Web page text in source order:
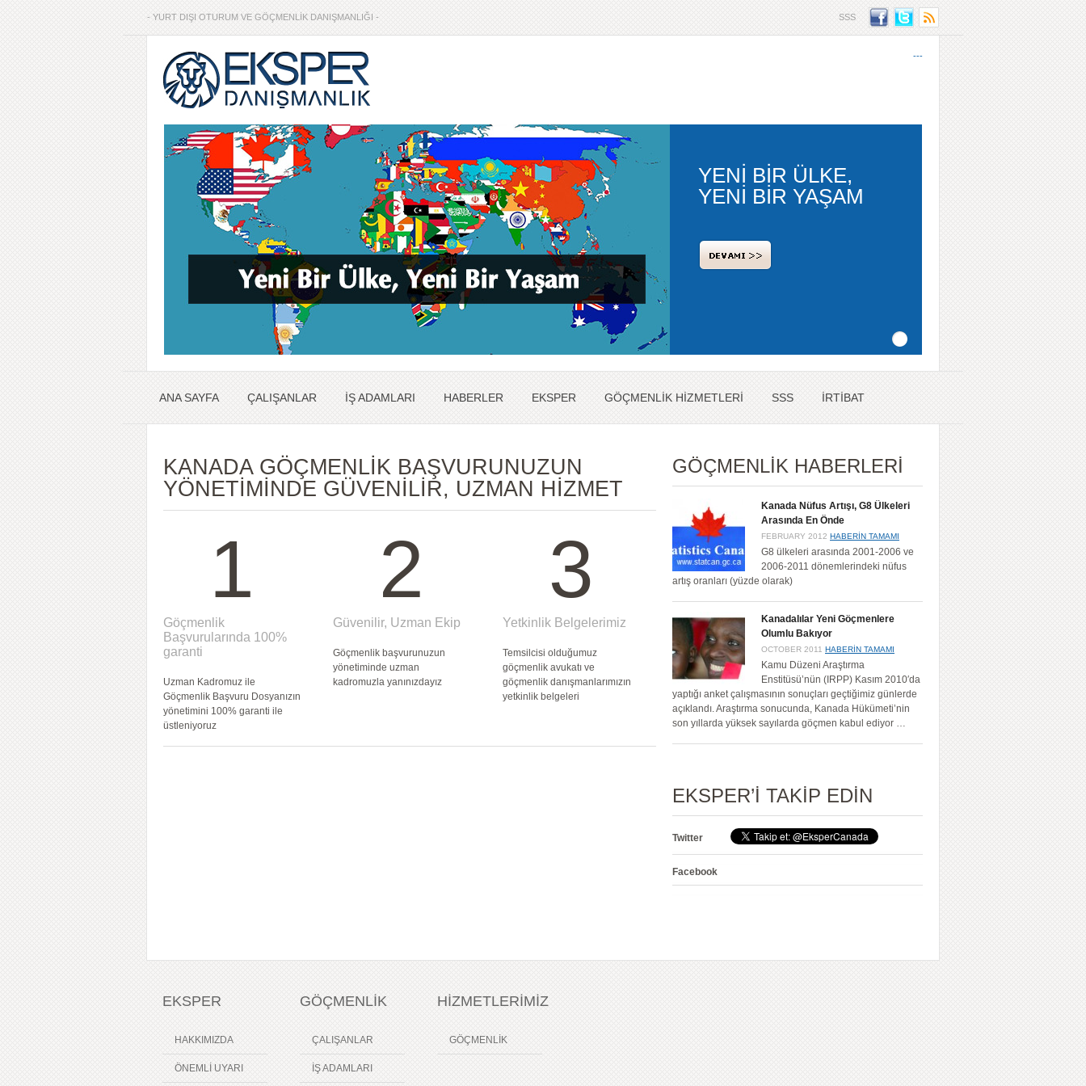
SSS
- YURT DIŞI OTURUM VE GÖÇMENLİK DANIŞMANLIĞI -
---
YENİ BİR ÜLKE,
YENİ BİR YAŞAM
ANA SAYFA ÇALIŞANLAR İŞ ADAMLARI HABERLER EKSPER GÖÇMENLİK HİZMETLERİ SSS İRTİBAT
KANADA GÖÇMENLİK BAŞVURUNUZUN
YÖNETİMİNDE GÜVENİLİR, UZMAN HİZMET
1
Göçmenlik
Başvurularında 100%
garanti
Uzman Kadromuz ile
Göçmenlik Başvuru Dosyanızın
yönetimini 100% garanti ile
üstleniyoruz
2
Güvenilir, Uzman Ekip
Göçmenlik başvurunuzun
yönetiminde uzman
kadromuzla yanınızdayız
3
Yetkinlik Belgelerimiz
Temsilcisi olduğumuz
göçmenlik avukatı ve
göçmenlik danışmanlarımızın
yetkinlik belgeleri
GÖÇMENLİK HABERLERİ
Kanada Nüfus Artışı, G8 Ülkeleri
Arasında En Önde
FEBRUARY 2012 HABERİN TAMAMI
G8 ülkeleri arasında 2001-2006 ve
2006-2011 dönemlerindeki nüfus
artış oranları (yüzde olarak)
Kanadalılar Yeni Göçmenlere
Olumlu Bakıyor
OCTOBER 2011 HABERİN TAMAMI
Kamu Düzeni Araştırma
Enstitüsü’nün (IRPP) Kasım 2010′da
yaptığı anket çalışmasının sonuçları geçtiğimiz günlerde
açıklandı. Araştırma sonucunda, Kanada Hükümeti’nin
son yıllarda yüksek sayılarda göçmen kabul ediyor …
EKSPER’İ TAKİP EDİN
Twitter
Facebook
EKSPER
HAKKIMIZDA
ÖNEMLİ UYARI
GÖÇMENLİK
ÇALIŞANLAR
İŞ ADAMLARI
HİZMETLERİMİZ
GÖÇMENLİK